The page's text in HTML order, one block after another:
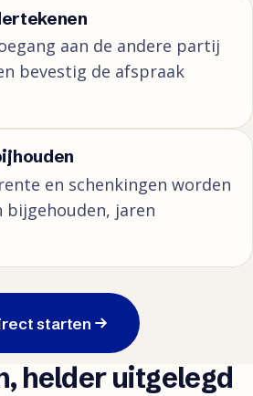
aan de andere partij
bevestig de afspraak
en schenkingen worden
bijgehouden, jaren
starten
helder uitgelegd